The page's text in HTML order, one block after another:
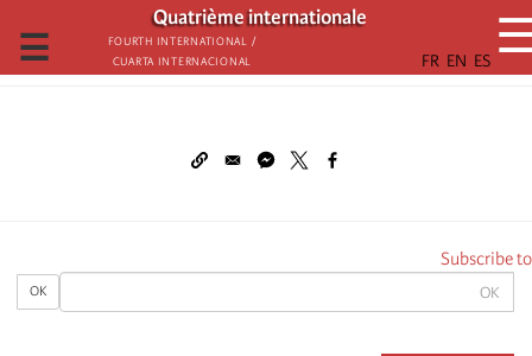
تجاوز
إلى
المحتوى
Quatrième internationale
Fourth International /
Cuarta Internacional
☰
OK
OK
Subscribe to